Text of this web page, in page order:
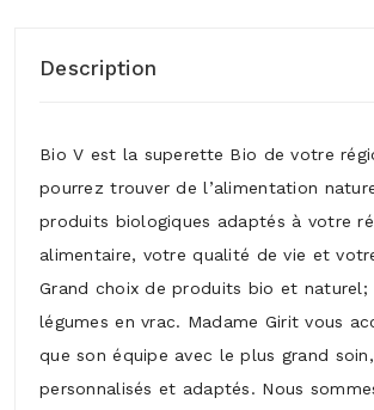
Description
Bio V est la superette Bio de votre
pourrez trouver de l’alimentation
produits biologiques adaptés à votre
alimentaire, votre qualité de vie et
Grand choix de produits bio et naturel;
légumes en vrac. Madame Girit vous
que son équipe avec le plus grand
personnalisés et adaptés. Nous